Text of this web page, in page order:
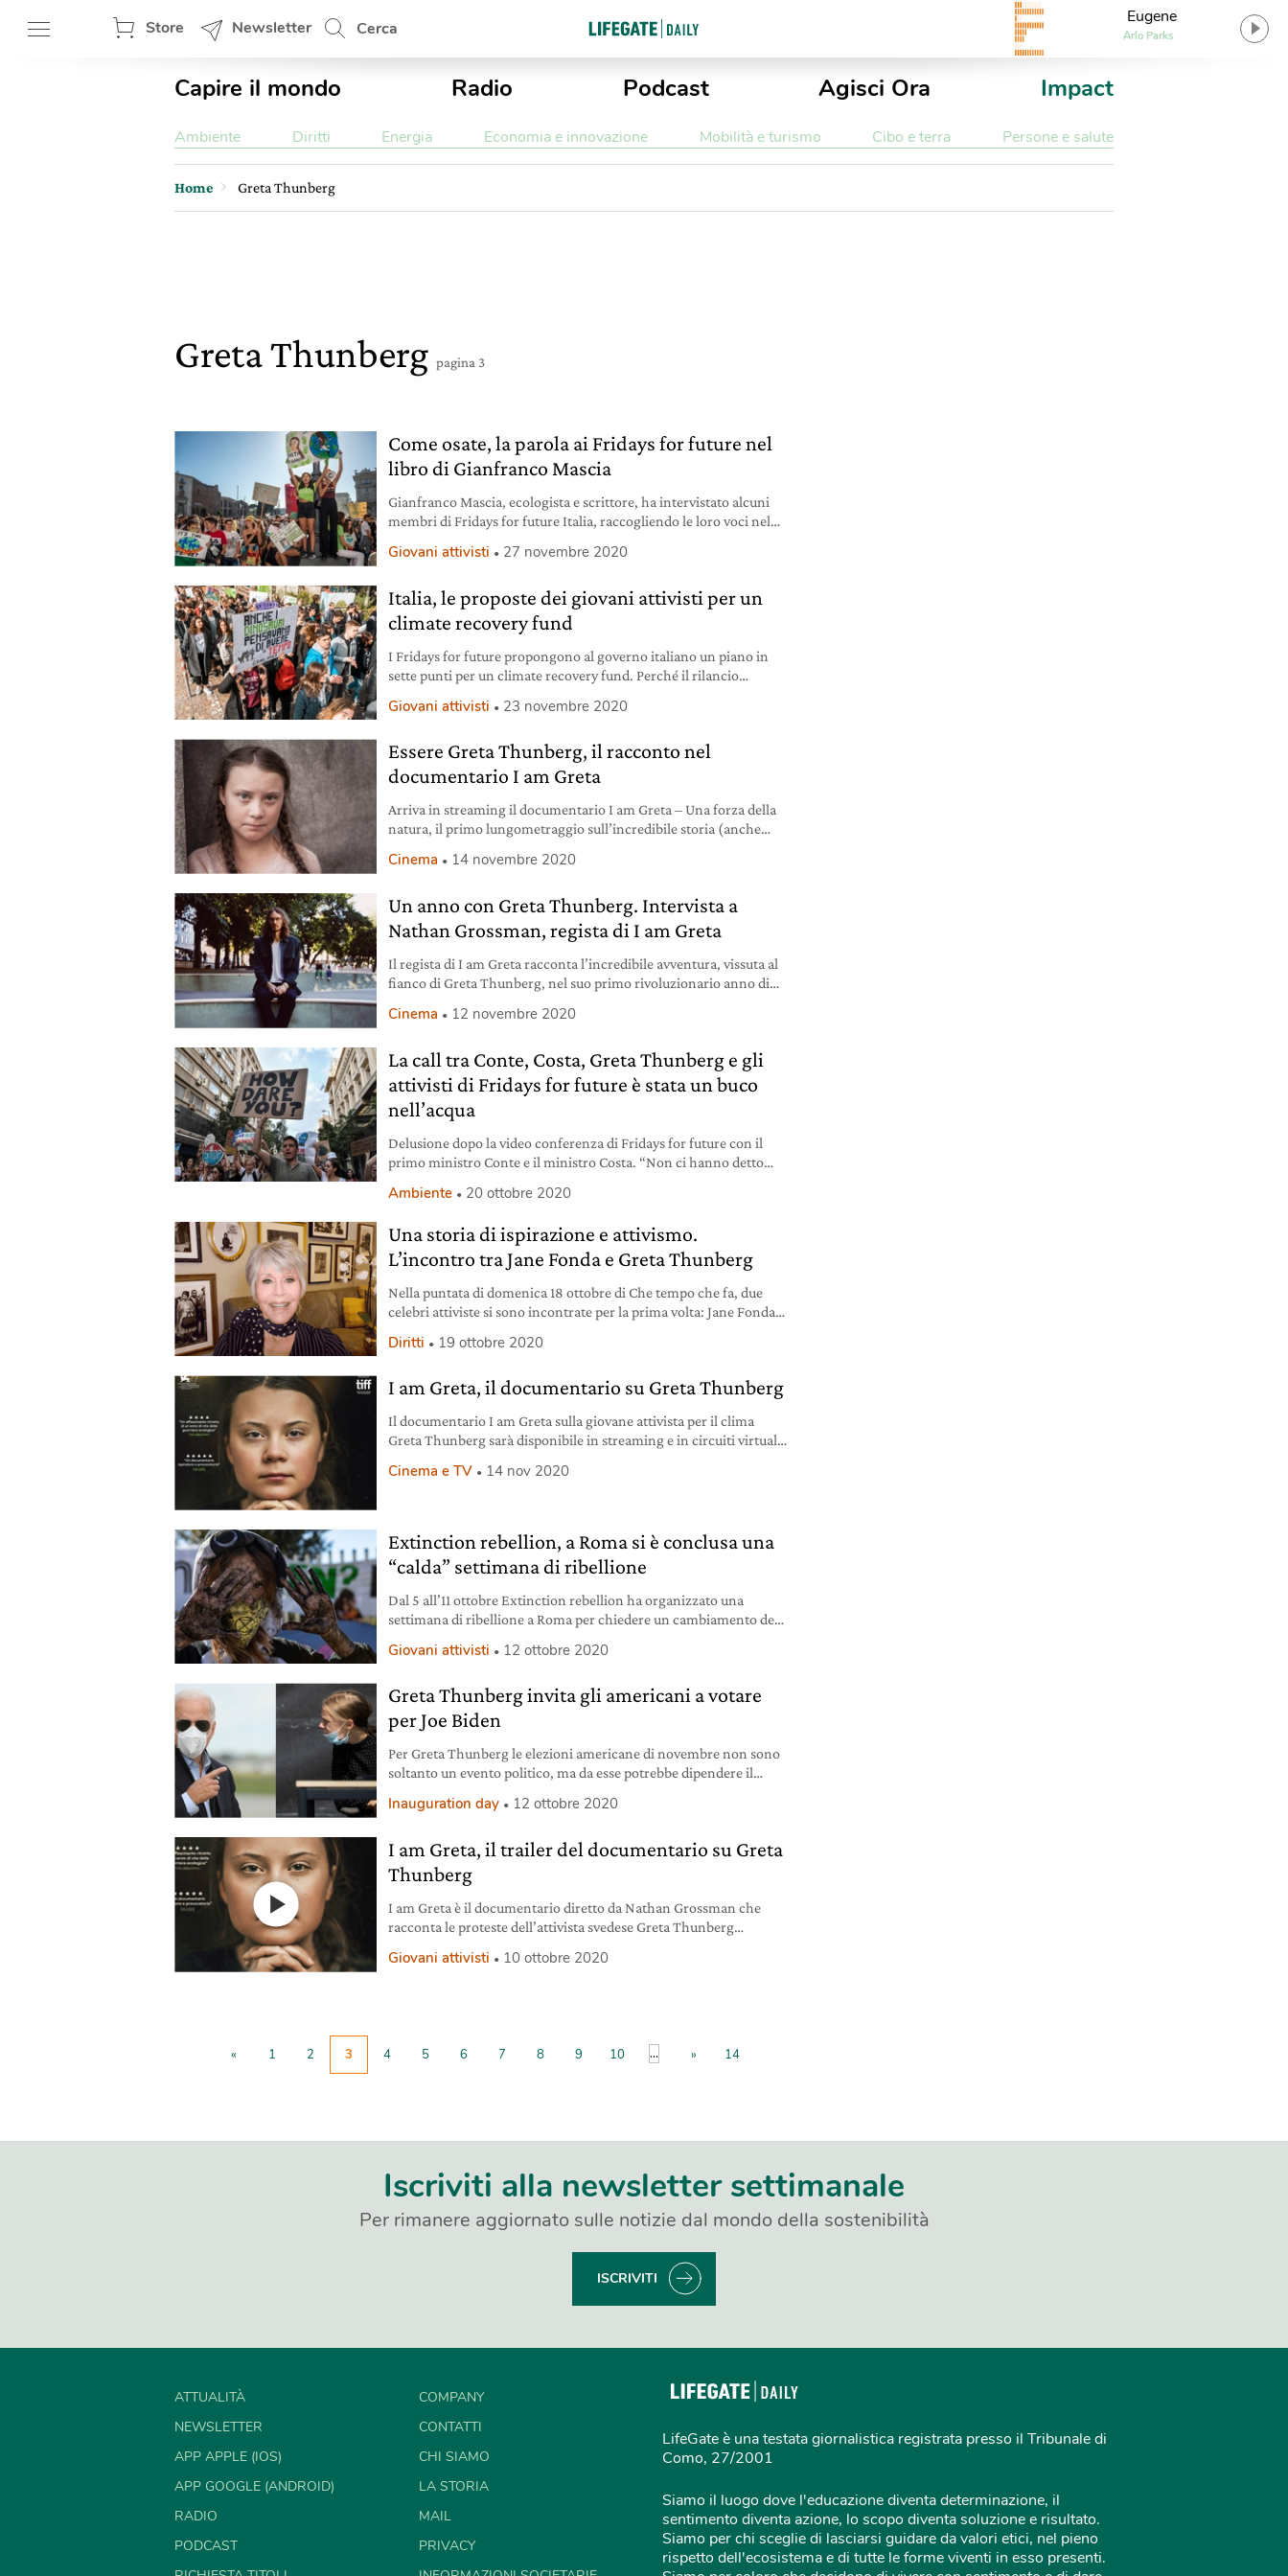
Store Newsletter Cerca
Eugene
Arlo Parks
Capire il mondo Radio Podcast Agisci Ora Impact
Ambiente Diritti Energia Economia e innovazione Mobilità e turismo Cibo e terra Persone e salute
Home Greta Thunberg
Greta Thunberg pagina 3
Come osate, la parola ai Fridays for future nel
libro di Gianfranco Mascia
Gianfranco Mascia, ecologista e scrittore, ha intervistato alcuni
membri di Fridays for future Italia, raccogliendo le loro voci nel
Giovani attivisti 27 novembre 2020
Italia, le proposte dei giovani attivisti per un
climate recovery fund
I Fridays for future propongono al governo italiano un piano in
sette punti per un climate recovery fund. Perché il rilancio
verde.
Giovani attivisti 23 novembre 2020
Essere Greta Thunberg, il racconto nel
documentario I am Greta
Arriva in streaming il documentario I am Greta – Una forza della
natura, il primo lungometraggio sull’incredibile storia (anche
Cinema 14 novembre 2020
Un anno con Greta Thunberg. Intervista a
Nathan Grossman, regista di I am Greta
Il regista di I am Greta racconta l’incredibile avventura, vissuta al
fianco di Greta Thunberg, nel suo primo rivoluzionario anno di
Cinema 12 novembre 2020
La call tra Conte, Costa, Greta Thunberg e gli
attivisti di Fridays for future è stata un buco
nell’acqua
Delusione dopo la video conferenza di Fridays for future con il
primo ministro Conte e il ministro Costa. “Non ci hanno detto
Ambiente 20 ottobre 2020
Una storia di ispirazione e attivismo.
L’incontro tra Jane Fonda e Greta Thunberg
Nella puntata di domenica 18 ottobre di Che tempo che fa, due
celebri attiviste si sono incontrate per la prima volta: Jane Fonda e
Diritti 19 ottobre 2020
I am Greta, il documentario su Greta Thunberg
Il documentario I am Greta sulla giovane attivista per il clima
Greta Thunberg sarà disponibile in streaming e in circuiti virtuali
Cinema e TV 14 nov 2020
Extinction rebellion, a Roma si è conclusa una
“calda” settimana di ribellione
Dal 5 all’11 ottobre Extinction rebellion ha organizzato una
settimana di ribellione a Roma per chiedere un cambiamento del
Giovani attivisti 12 ottobre 2020
Greta Thunberg invita gli americani a votare
per Joe Biden
Per Greta Thunberg le elezioni americane di novembre non sono
soltanto un evento politico, ma da esse potrebbe dipendere il
Inauguration day 12 ottobre 2020
I am Greta, il trailer del documentario su Greta
Thunberg
I am Greta è il documentario diretto da Nathan Grossman che
racconta le proteste dell’attivista svedese Greta Thunberg
Giovani attivisti 10 ottobre 2020
« 1 2 3 4 5 6 7 8 9 10 ... » 14
Iscriviti alla newsletter settimanale
Per rimanere aggiornato sulle notizie dal mondo della sostenibilità
ISCRIVITI
ATTUALITÀ
NEWSLETTER
APP APPLE (IOS)
APP GOOGLE (ANDROID)
RADIO
PODCAST
COMPANY
CONTATTI
CHI SIAMO
LA STORIA
MAIL
PRIVACY
LifeGate è una testata giornalistica registrata presso il Tribunale di
Como, 27/2001
Siamo il luogo dove l'educazione diventa determinazione, il
sentimento diventa azione, lo scopo diventa soluzione e risultato.
Siamo per chi sceglie di lasciarsi guidare da valori etici, nel pieno
rispetto dell'ecosistema e di tutte le forme viventi in esso presenti.